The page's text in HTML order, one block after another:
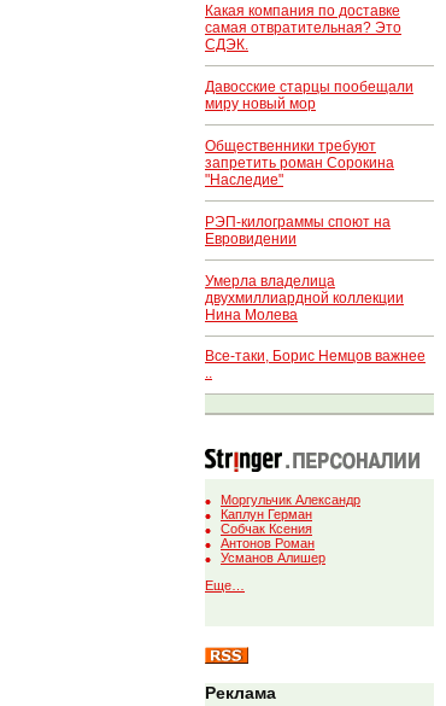
Какая компания по доставке
самая отвратительная? Это
СДЭК.
Давосские старцы пообещали
миру новый мор
Общественники требуют
запретить роман Сорокина
"Наследие"
РЭП-килограммы споют на
Евровидении
Умерла владелица
двухмиллиардной коллекции
Нина Молева
Все-таки, Борис Немцов важнее
..
Моргульчик Александр
Каплун Герман
Собчак Ксения
Антонов Роман
Усманов Алишер
Еще…
Реклама